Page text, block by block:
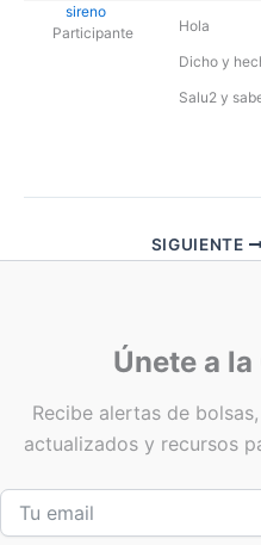
sireno
Participante
Hola
Dicho y
Salu2 y
SIGUIENTE
Únete a
Recibe alertas de
actualizados y recursos